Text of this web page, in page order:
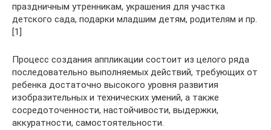
праздничным утренникам, украшения для участка
детского сада, подарки младшим детям, родителям и пр.
[1]
Процесс создания аппликации состоит из целого ряда
последовательно выполняемых действий, требующих от
ребенка достаточно высокого уровня развития
изобразительных и технических умений, а также
сосредоточенности, настойчивости, выдержки,
аккуратности, самостоятельности.